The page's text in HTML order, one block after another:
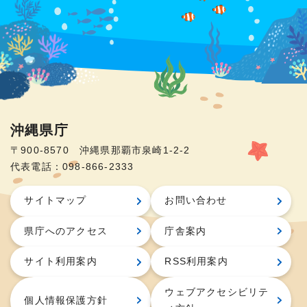
沖縄県庁
〒900-8570 沖縄県那覇市泉崎1-2-2
代表電話：098-866-2333
サイトマップ お問い合わせ
県庁へのアクセス 庁舎案内
サイト利用案内 RSS利用案内
個人情報保護方針
ウェブアクセシビリテ